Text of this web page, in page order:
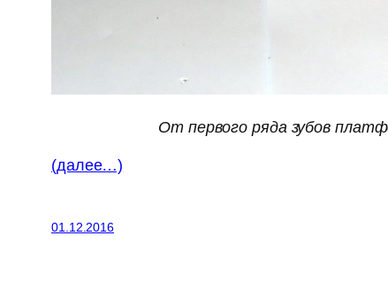
От первого ряда зубов
(далее…)
01.12.2016